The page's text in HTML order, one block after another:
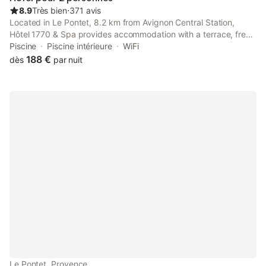
8.9Très bien⋅371 avis
Located in Le Pontet, 8.2 km from Avignon Central Station,
Hôtel 1770 & Spa provides accommodation with a terrace, free
private parking, a restaurant and a bar. This 4-star hotel offers
a tour desk and luggage storage space.
Piscine Piscine intérieure
WiFi
dès 188 € par nuit
Le Pontet, Provence